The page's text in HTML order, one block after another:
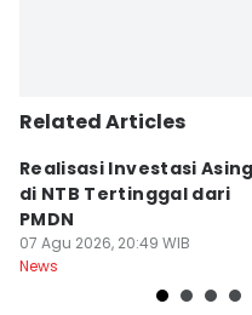
Related Articles
Realisasi Investasi Asing
di NTB Tertinggal dari
PMDN
07 Agu 2026, 20:49 WIB
News